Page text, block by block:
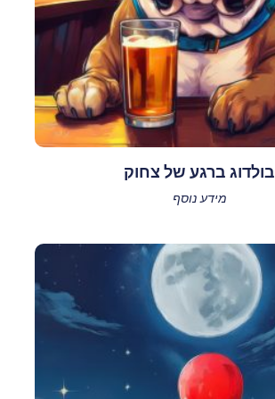
בולדוג ברגע של צחוק
מידע נוסף